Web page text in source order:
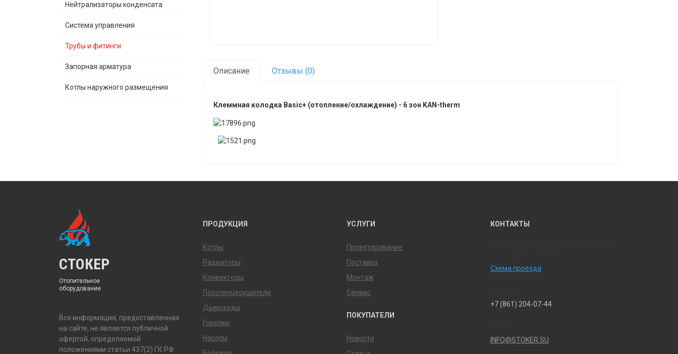
Описание Отзывы (0)
Клеммная колодка Basic+ (отопление/охлаждение) - 6 зон KAN-therm
Нейтрализаторы конденсата
Система управления
Трубы и фитинги
Запорная арматура
Котлы наружного размещения
СТОКЕР
Отопительное
оборудование
Вся информация, предоставленная
на сайте, не является публичной
офертой, определяемой
положениями статьи 437(2) ГК РФ.
ПРОДУКЦИЯ
Котлы
Радиаторы
Конвекторы
Полотенцесушители
Дымоходы
Горелки
Насосы
УСЛУГИ
Проектирование
Поставка
Монтаж
Сервис
ПОКУПАТЕЛИ
Новости
КОНТАКТЫ
Схема проезда
+7 (861) 204-07-44
INFO@STOKER.SU